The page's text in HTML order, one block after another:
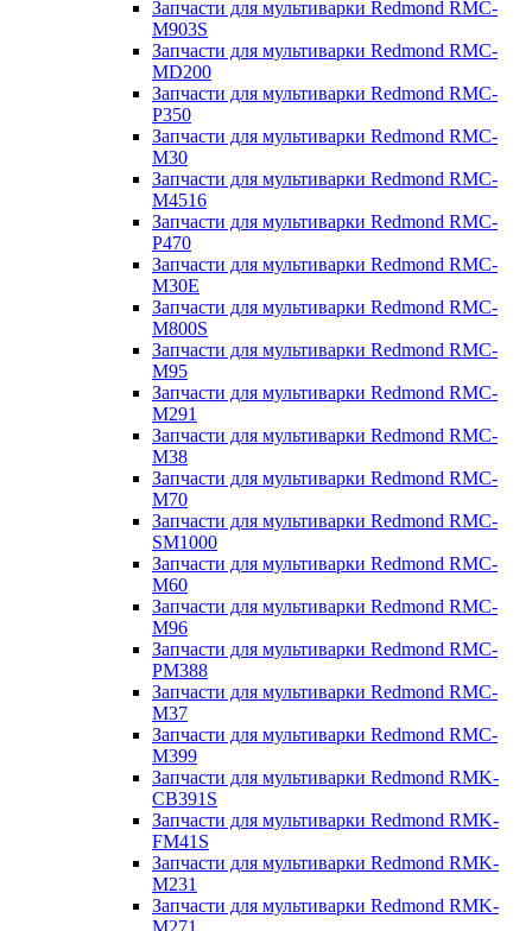
Запчасти для мультиварки Redmond RMC-
M903S
Запчасти для мультиварки Redmond RMC-
MD200
Запчасти для мультиварки Redmond RMC-
P350
Запчасти для мультиварки Redmond RMC-
M30
Запчасти для мультиварки Redmond RMC-
M4516
Запчасти для мультиварки Redmond RMC-
P470
Запчасти для мультиварки Redmond RMC-
M30E
Запчасти для мультиварки Redmond RMC-
M800S
Запчасти для мультиварки Redmond RMC-
M95
Запчасти для мультиварки Redmond RMC-
M291
Запчасти для мультиварки Redmond RMC-
M38
Запчасти для мультиварки Redmond RMC-
M70
Запчасти для мультиварки Redmond RMC-
SM1000
Запчасти для мультиварки Redmond RMC-
M60
Запчасти для мультиварки Redmond RMC-
M96
Запчасти для мультиварки Redmond RMC-
PM388
Запчасти для мультиварки Redmond RMC-
M37
Запчасти для мультиварки Redmond RMC-
M399
Запчасти для мультиварки Redmond RMK-
CB391S
Запчасти для мультиварки Redmond RMK-
FM41S
Запчасти для мультиварки Redmond RMK-
M231
Запчасти для мультиварки Redmond RMK-
M271